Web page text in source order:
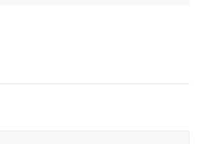
BENÖTIGT?